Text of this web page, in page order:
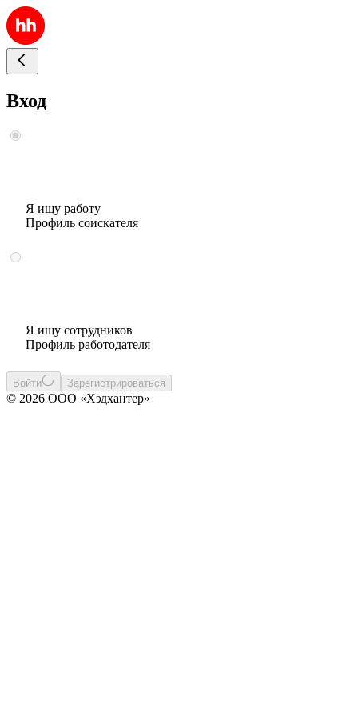
Вход
Я ищу работу
Профиль соискателя
Я ищу сотрудников
Профиль работодателя
Войти Зарегистрироваться
© 2026 ООО «Хэдхантер»